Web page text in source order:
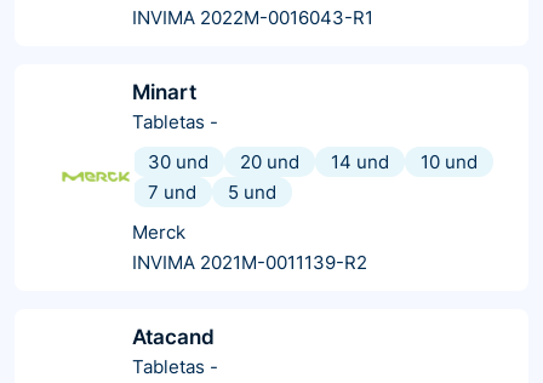
INVIMA 2022M-0016043-R1
Minart
Tabletas -
30 und
20 und 14 und
10 und
7 und
5 und
Merck
INVIMA 2021M-0011139-R2
Atacand
Tabletas -